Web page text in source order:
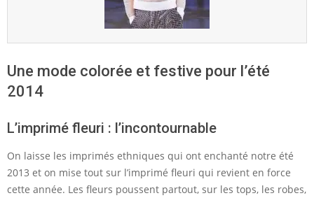
Une mode colorée et festive pour l’été
2014
L’imprimé fleuri : l’incontournable
On laisse les imprimés ethniques qui ont enchanté notre été
2013 et on mise tout sur l’imprimé fleuri qui revient en force
cette année. Les fleurs poussent partout, sur les tops, les robes,